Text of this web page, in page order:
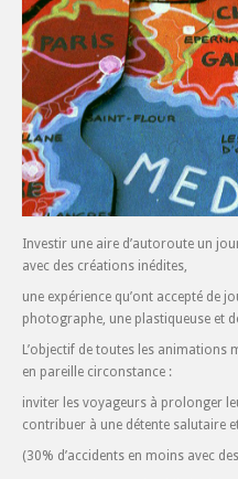
Investir une aire d’autoroute un
avec des créations inédites,
une expérience qu’ont accepté de
photographe, une plastiqueuse et
L’objectif de toutes les animations
en pareille circonstance :
inviter les voyageurs à prolonger
contribuer à une détente salutaire
(30% d’accidents en moins avec